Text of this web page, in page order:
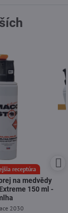
receptúra
na medvědy
150 ml -
2030